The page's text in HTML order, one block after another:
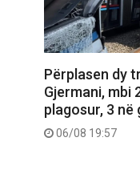
Përplasen dy
Gjermani, mbi
plagosur, 3 në
06/08 19:57